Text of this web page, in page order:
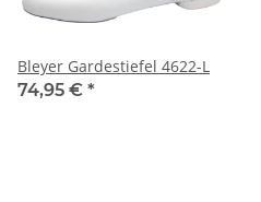
Bleyer Gardestiefel 4622-L
74,95 € *